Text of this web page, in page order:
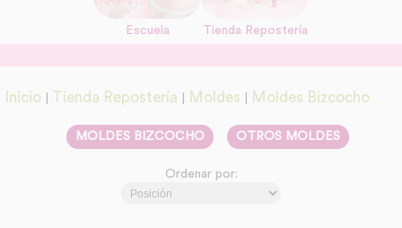
Escuela Tienda Repostería
Inicio Tienda Repostería Moldes Moldes Bizcocho
MOLDES BIZCOCHO OTROS MOLDES
Ordenar por:
link